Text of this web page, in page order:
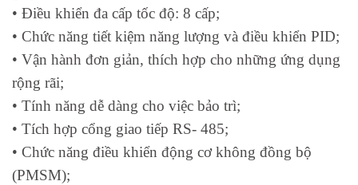
132F0020
051P1K5T4E20H3BXCXXXSXXX
132F0022
FC-
051P2K2T4E20H3BXCXXXSXXX
132F0024
FC-
051P3K0T4E20H3BXCXXXSXXX
132F0026
FC-
051P4K0T4E20H3BXCXXXSXXX
• Điều khiển đa cấp tốc độ: 8 cấp;
• Chức năng tiết kiệm năng lượng và điều khiển PID;
• Vận hành đơn giản, thích hợp cho những ứng dụng
rộng rãi;
• Tính năng dễ dàng cho việc bảo trì;
• Tích hợp cổng giao tiếp RS- 485;
• Chức năng điều khiển động cơ không đồng bộ
(PMSM);